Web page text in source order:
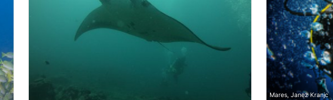
Mares, Janez Kranjc
z różnych źródeł